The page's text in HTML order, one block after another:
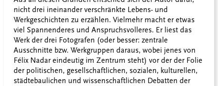
nicht drei ineinander verschränkte Lebens- und
Werkgeschichten zu erzählen. Vielmehr macht er etwas
viel Spannenderes und Anspruchsvolleres. Er liest das
Werk der drei Fotografen (oder besser: zentrale
Ausschnitte bzw. Werkgruppen daraus, wobei jenes von
Félix Nadar eindeutig im Zentrum steht) vor der der Folie
der politischen, gesellschaftlichen, sozialen, kulturellen,
städtebaulichen und wissenschaftlichen Debatten der